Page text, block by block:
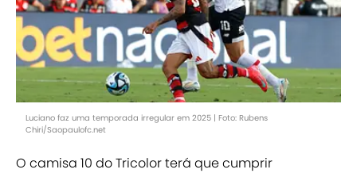
Luciano faz uma temporada irregular em 2025 | Foto: Rubens
Chiri/Saopaulofc.net
O camisa 10 do Tricolor terá que cumprir